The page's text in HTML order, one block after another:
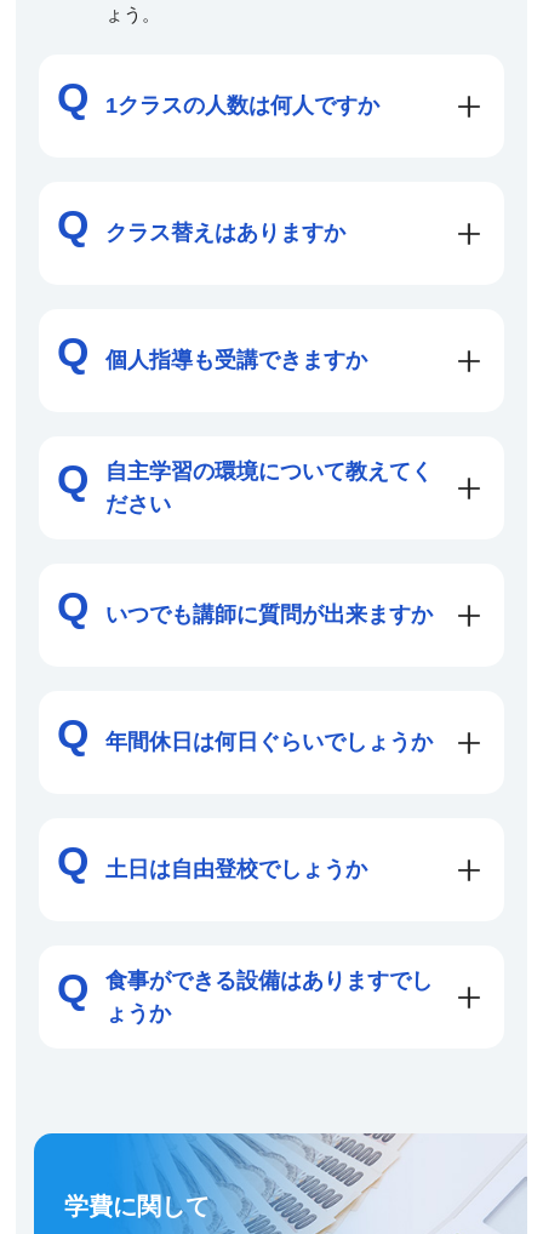
ょう。
1クラスの人数は何人ですか
クラス替えはありますか
個人指導も受講できますか
自主学習の環境について教えてく
ださい
いつでも講師に質問が出来ますか
年間休日は何日ぐらいでしょうか
土日は自由登校でしょうか
食事ができる設備はありますでし
ょうか
学費に関して